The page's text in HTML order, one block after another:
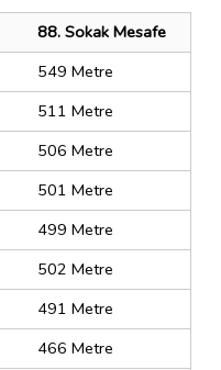
88. Sokak Mesafe
549 Metre
511 Metre
506 Metre
501 Metre
499 Metre
502 Metre
491 Metre
466 Metre